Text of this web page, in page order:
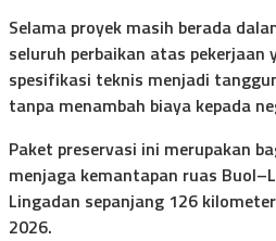
Selama proyek masih berada
seluruh perbaikan atas pekerjaan
spesifikasi teknis menjadi
tanpa menambah biaya kepada
Paket preservasi ini merupakan
menjaga kemantapan ruas
Lingadan sepanjang 126
2026.